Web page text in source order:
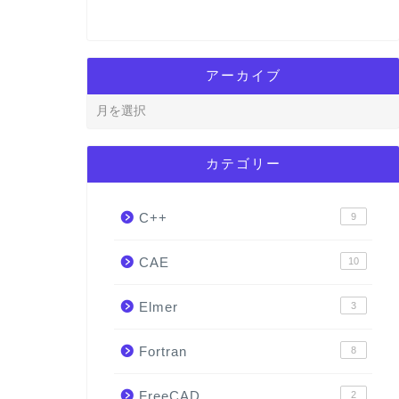
アーカイブ
カテゴリー
C++ 9
CAE 10
Elmer 3
Fortran 8
2